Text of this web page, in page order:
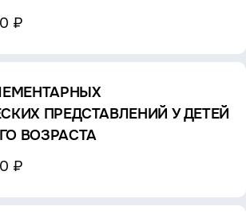
₽
ПРЕДСТАВЛЕНИЙ У ДЕТЕЙ
ВОЗРАСТА
₽